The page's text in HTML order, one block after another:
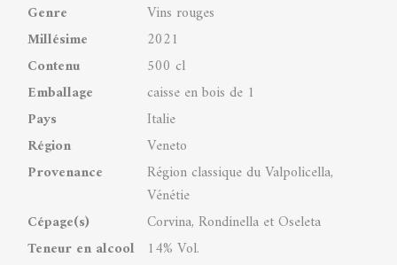
Genre
Vins rouges
Millésime
2021
Contenu
500 cl
Emballage
caisse en bois de 1
Pays
Italie
Région
Veneto
Provenance
Région classique du Valpolicella,
Vénétie
Cépage(s)
Corvina, Rondinella et Oseleta
Teneur en alcool
14% Vol.